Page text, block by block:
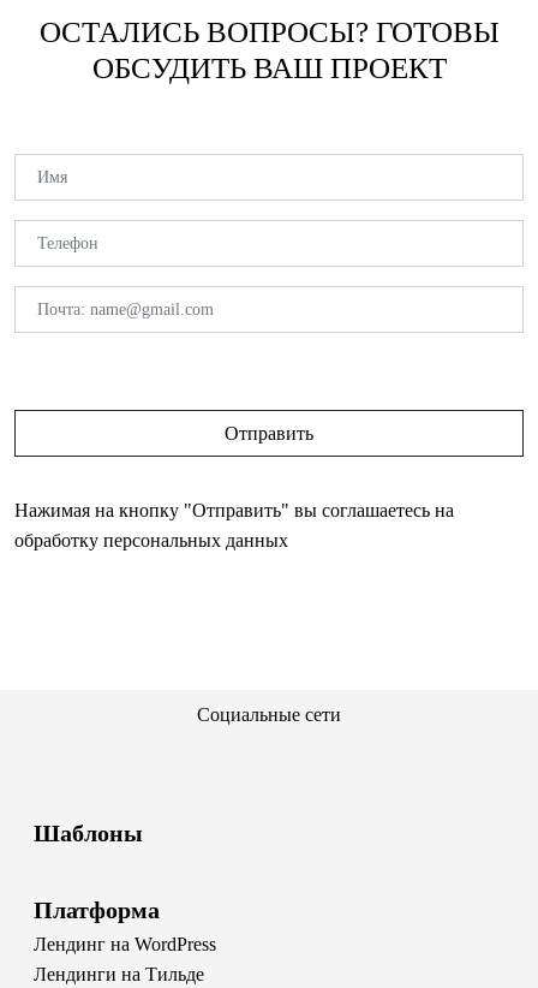
ОСТАЛИСЬ ВОПРОСЫ? ГОТОВЫ
ОБСУДИТЬ ВАШ ПРОЕКТ
Нажимая на кнопку "Отправить" вы соглашаетесь на
обработку персональных данных
Социальные сети
Шаблоны
Платформа
Лендинг на WordPress
Лендинги на Тильде